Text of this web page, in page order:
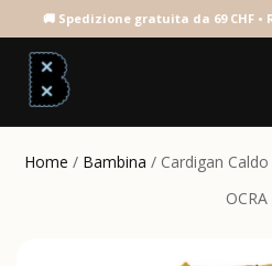
Home / Bambina / Cardigan
OCRA